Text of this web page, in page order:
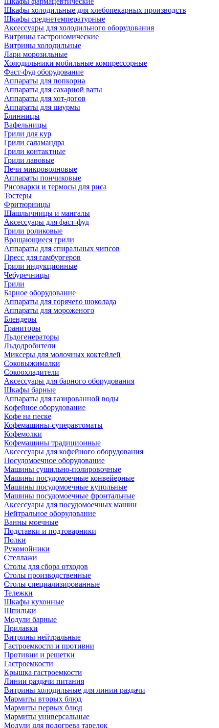
Шкафы холодильные для хлебопекарных производств
Шкафы среднетемпературные
Аксессуары для холодильного оборудования
Витрины гастрономические
Витрины холодильные
Лари морозильные
Холодильники мобильные компрессорные
Фаст-фуд оборудование
Аппараты для попкорна
Аппараты для сахарной ваты
Аппараты для хот-догов
Аппараты для шаурмы
Блинницы
Вафельницы
Грили для кур
Грили саламандра
Грили контактные
Грили лавовые
Печи микроволновые
Аппараты пончиковые
Рисоварки и термосы для риса
Тостеры
Фритюрницы
Шашлычницы и мангалы
Аксессуары для фаст-фуд
Грили роликовые
Вращающиеся грили
Аппараты для спиральных чипсов
Пресс для гамбургеров
Грили индукционные
Чебуречницы
Грили
Барное оборудование
Аппараты для горячего шоколада
Аппараты для мороженого
Блендеры
Граниторы
Льдогенераторы
Льдодробители
Миксеры для молочных коктейлей
Соковыжималки
Сокоохладители
Аксессуары для барного оборудования
Шкафы барные
Аппараты для газированной воды
Кофейное оборудование
Кофе на песке
Кофемашины-суперавтоматы
Кофемолки
Кофемашины традиционные
Аксессуары для кофейного оборудования
Посудомоечное оборудование
Машины сушильно-полировочные
Машины посудомоечные конвейерные
Машины посудомоечные купольные
Машины посудомоечные фронтальные
Аксессуары для посудомоечных машин
Нейтральное оборудование
Ванны моечные
Подставки и подтоварники
Полки
Рукомойники
Стеллажи
Столы для сбора отходов
Столы производственные
Столы специализированные
Тележки
Шкафы кухонные
Шпильки
Модули барные
Прилавки
Витрины нейтральные
Гастроемкости и противни
Противни и решетки
Гастроемкости
Крышка гастроемкости
Линии раздачи питания
Витрины холодильные для линии раздачи
Мармиты вторых блюд
Мармиты первых блюд
Мармиты универсальные
Модули для подогрева тарелок